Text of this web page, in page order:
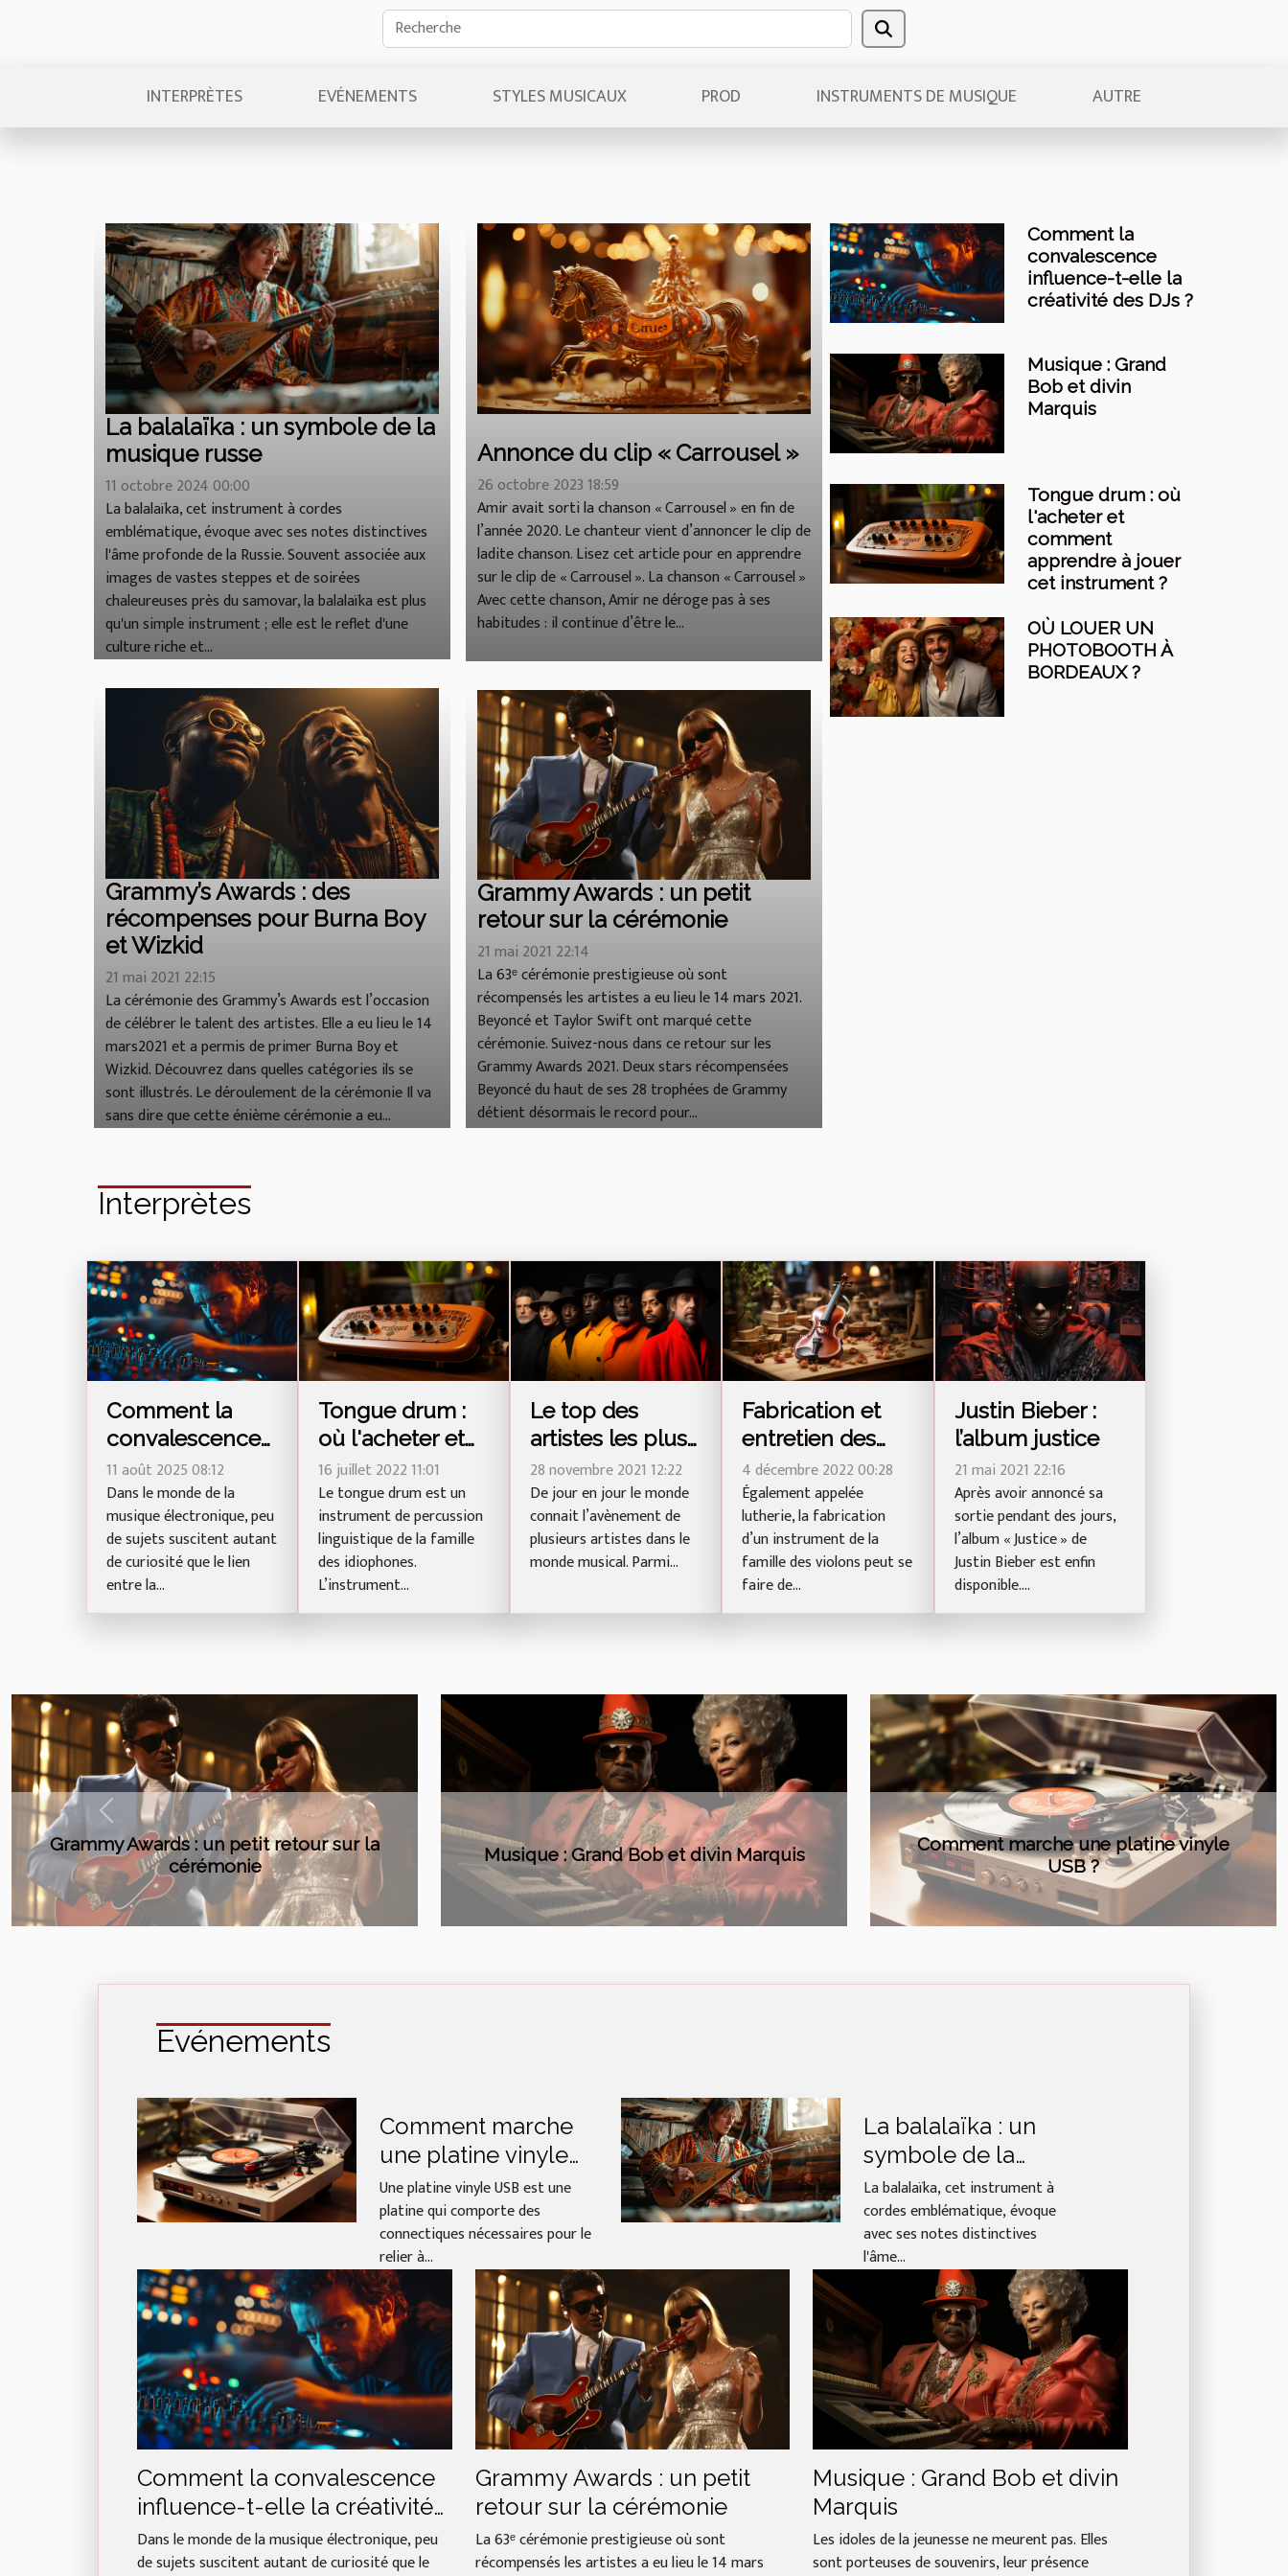
INTERPRÈTES EVÉNEMENTS STYLES MUSICAUX PROD INSTRUMENTS DE MUSIQUE AUTRE
La balalaïka : un symbole de la
musique russe
11 octobre 2024 00:00
La balalaïka, cet instrument à cordes
emblématique, évoque avec ses notes distinctives
l'âme profonde de la Russie. Souvent associée aux
images de vastes steppes et de soirées
chaleureuses près du samovar, la balalaïka est plus
qu'un simple instrument ; elle est le reflet d'une
culture riche et...
Grammy’s Awards : des
récompenses pour Burna Boy
et Wizkid
21 mai 2021 22:15
La cérémonie des Grammy’s Awards est l’occasion
de célébrer le talent des artistes. Elle a eu lieu le 14
mars2021 et a permis de primer Burna Boy et
Wizkid. Découvrez dans quelles catégories ils se
sont illustrés. Le déroulement de la cérémonie Il va
sans dire que cette énième cérémonie a eu...
Annonce du clip « Carrousel »
26 octobre 2023 18:59
Amir avait sorti la chanson « Carrousel » en fin de
l’année 2020. Le chanteur vient d’annoncer le clip de
ladite chanson. Lisez cet article pour en apprendre
sur le clip de « Carrousel ». La chanson « Carrousel »
Avec cette chanson, Amir ne déroge pas à ses
habitudes : il continue d’être le...
Grammy Awards : un petit
retour sur la cérémonie
21 mai 2021 22:14
La 63ᵉ cérémonie prestigieuse où sont
récompensés les artistes a eu lieu le 14 mars 2021.
Beyoncé et Taylor Swift ont marqué cette
cérémonie. Suivez-nous dans ce retour sur les
Grammy Awards 2021. Deux stars récompensées
Beyoncé du haut de ses 28 trophées de Grammy
détient désormais le record pour...
Comment la
convalescence
influence-t-elle la
créativité des DJs ?
Musique : Grand
Bob et divin
Marquis
Tongue drum : où
l'acheter et
comment
apprendre à jouer
cet instrument ?
OÙ LOUER UN
PHOTOBOOTH À
BORDEAUX ?
Interprètes
Comment la
convalescence
influence-t-elle
la créativité des
DJs ?
11 août 2025 08:12
Dans le monde de la
musique électronique, peu
de sujets suscitent autant
de curiosité que le lien
entre la...
Tongue drum :
où l'acheter et
comment
apprendre à
jouer cet
instrument ?
16 juillet 2022 11:01
Le tongue drum est un
instrument de percussion
linguistique de la famille
des idiophones.
L’instrument...
Le top des
artistes les plus
influents au
monde
28 novembre 2021 12:22
De jour en jour le monde
connait l’avènement de
plusieurs artistes dans le
monde musical. Parmi...
Fabrication et
entretien des
violons
4 décembre 2022 00:28
Également appelée
lutherie, la fabrication
d’un instrument de la
famille des violons peut se
faire de...
Justin Bieber :
l’album justice
21 mai 2021 22:16
Après avoir annoncé sa
sortie pendant des jours,
l’album « Justice » de
Justin Bieber est enfin
disponible....
Saint-Malo : un festival-test plein air en
vue
Annonce du clip « Carrousel »
Le top des artistes les plus influents au
monde
Previous Next
Evénements
Comment la convalescence
influence-t-elle la créativité
des DJs ?
Dans le monde de la musique électronique, peu
de sujets suscitent autant de curiosité que le
Grammy Awards : un petit
retour sur la cérémonie
La 63ᵉ cérémonie prestigieuse où sont
récompensés les artistes a eu lieu le 14 mars
Musique : Grand Bob et divin
Marquis
Les idoles de la jeunesse ne meurent pas. Elles
sont porteuses de souvenirs, leur présence
Comment marche
une platine vinyle
USB ?
Une platine vinyle USB est une
platine qui comporte des
connectiques nécessaires pour le
relier à...
La balalaïka : un
symbole de la
musique russe
La balalaïka, cet instrument à
cordes emblématique, évoque
avec ses notes distinctives
l'âme...